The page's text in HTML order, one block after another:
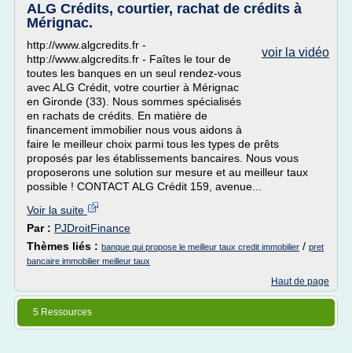
ALG Crédits, courtier, rachat de crédits à
Mérignac.
voir la vidéo
http://www.algcredits.fr -
http://www.algcredits.fr - Faîtes le tour de
toutes les banques en un seul rendez-vous
avec ALG Crédit, votre courtier à Mérignac
en Gironde (33). Nous sommes spécialisés
en rachats de crédits. En matière de
financement immobilier nous vous aidons à
faire le meilleur choix parmi tous les types de prêts
proposés par les établissements bancaires. Nous vous
proposerons une solution sur mesure et au meilleur taux
possible ! CONTACT ALG Crédit 159, avenue...
Voir la suite
Par : PJDroitFinance
Thèmes liés : banque qui propose le meilleur taux credit immobilier / pret
bancaire immobilier meilleur taux
Haut de page
5 Ressources